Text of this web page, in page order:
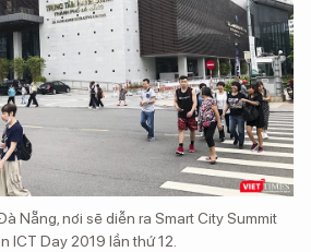
Nẵng, nơi sẽ diễn ra Smart City Summit
ICT Day 2019 lần thứ 12.